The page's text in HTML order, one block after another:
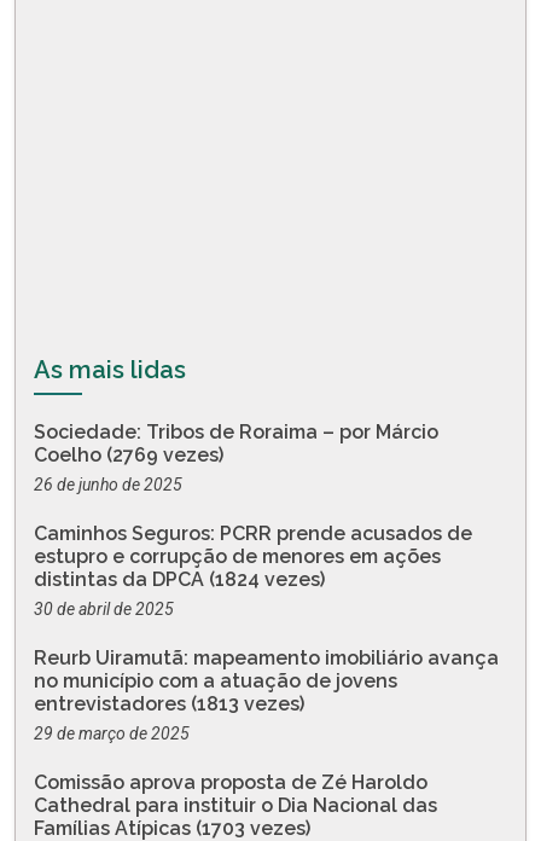
As mais lidas
Sociedade: Tribos de Roraima – por Márcio
Coelho (2769 vezes)
26 de junho de 2025
Caminhos Seguros: PCRR prende acusados de
estupro e corrupção de menores em ações
distintas da DPCA (1824 vezes)
30 de abril de 2025
Reurb Uiramutã: mapeamento imobiliário avança
no município com a atuação de jovens
entrevistadores (1813 vezes)
29 de março de 2025
Comissão aprova proposta de Zé Haroldo
Cathedral para instituir o Dia Nacional das
Famílias Atípicas (1703 vezes)